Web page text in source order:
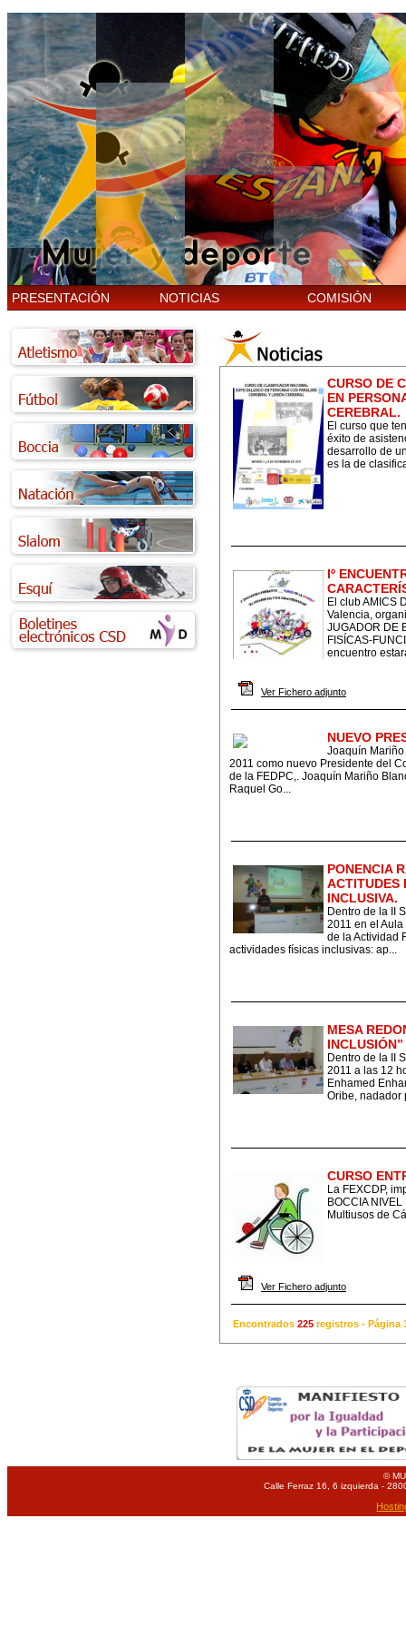
PRESENTACIÓN NOTICIAS COMISIÓN
CURSO DE
EN
CEREBRAL.
El curso que
éxito de
desarrollo de
es la de
Iº
El club AMICS
Valencia,
JUGADOR DE
FISÍCAS-
encuentro
Ver Fichero adjunto
NUEVO
Joaquín
2011 como nuevo Presidente del
de la FEDPC,. Joaquín Mariño
Raquel Go...
PONENCIA
ACTITUDES
INCLUSIVA.
Dentro de la II
2011 en el
de la Actividad
actividades físicas inclusivas: ap...
MESA
INCLUSIÓN”
Dentro de la II
2011 a las 12
Enhamed
Oribe, nadador
CURSO
La FEXCDP,
BOCCIA
Multiusos de
Ver Fichero adjunto
Encontrados 225 registros -
©
Calle Ferraz 16, 6 izquierda -